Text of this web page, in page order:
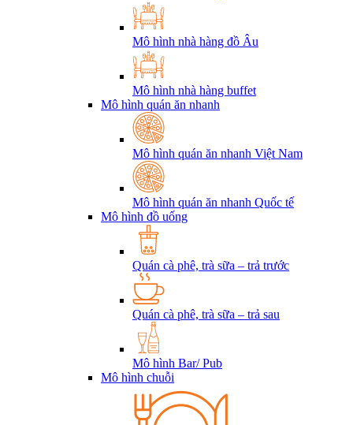
Mô hình nhà hàng đồ Âu
Mô hình nhà hàng buffet
Mô hình quán ăn nhanh
Mô hình quán ăn nhanh Việt Nam
Mô hình quán ăn nhanh Quốc tế
Mô hình đồ uống
Quán cà phê, trà sữa – trả trước
Quán cà phê, trà sữa – trả sau
Mô hình Bar/ Pub
Mô hình chuỗi